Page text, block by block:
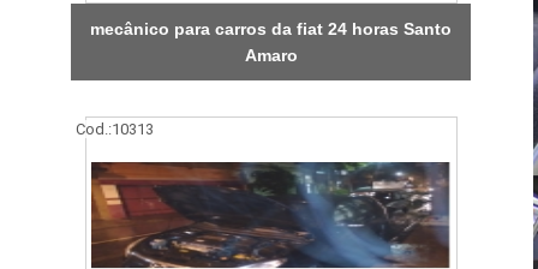
mecânico para carros da fiat 24 horas Santo
Amaro
Cod.:10313